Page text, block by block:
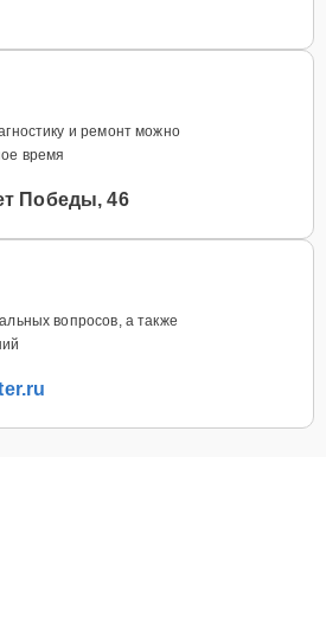
и ремонт можно
время
Победы, 46
вопросов, а также